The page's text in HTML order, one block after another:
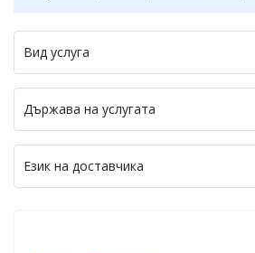
Вид услуга
Държава на услугата
Език на доставчика